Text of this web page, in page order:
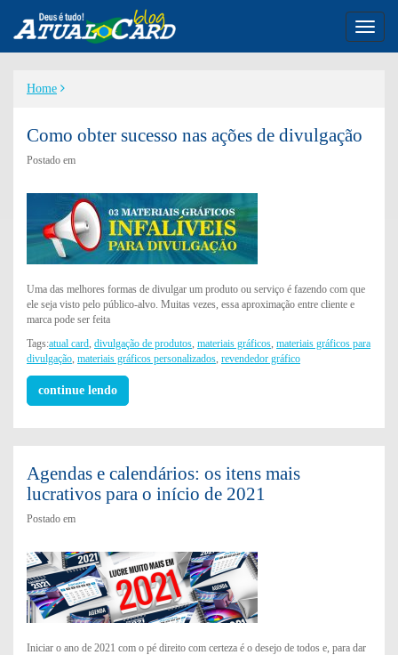
Toggle
Home
Como obter sucesso nas ações de divulgação
Postado em
Uma das melhores formas de divulgar um produto ou serviço é fazendo com que
ele seja visto pelo público-alvo. Muitas vezes, essa aproximação entre cliente e
marca pode ser feita
Tags:atual card divulgação de produtos materiais gráficos materiais gráficos para
divulgação materiais gráficos personalizados revendedor gráfico
continue lendo
Agendas e calendários: os itens mais
lucrativos para o início de 2021
Postado em
Iniciar o ano de 2021 com o pé direito com certeza é o desejo de todos e, para dar